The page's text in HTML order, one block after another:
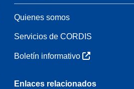
Quienes somos
Servicios de CORDIS
Boletín informativo
Enlaces relacionados